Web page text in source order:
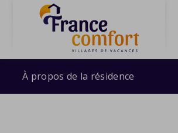
À propos de la résidence